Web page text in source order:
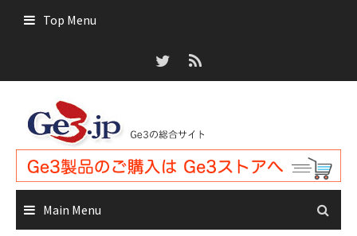
Top Menu
Main Menu